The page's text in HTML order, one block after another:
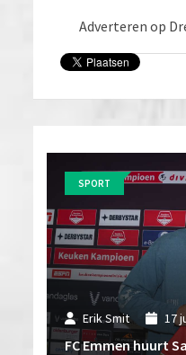
Adverteren op
Erik Smit 17
FC Emmen huurt
SPORT